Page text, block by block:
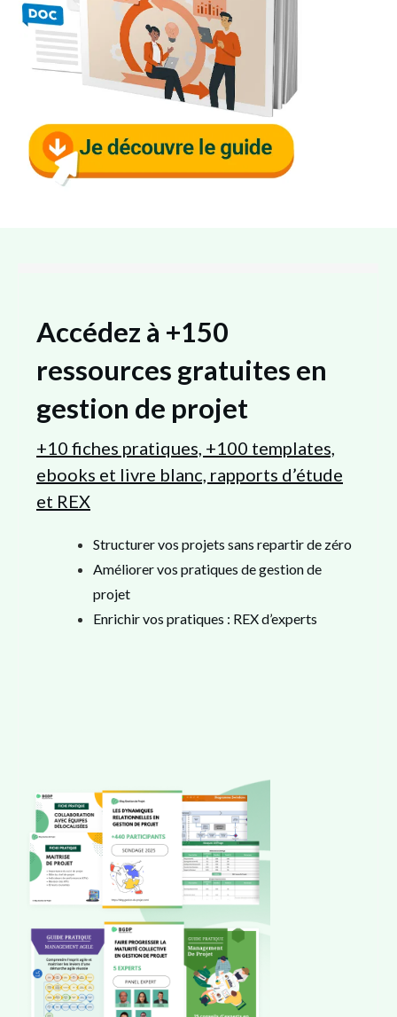
Accédez à +150
ressources gratuites en
gestion de projet
+10 fiches pratiques, +100 templates,
ebooks et livre blanc, rapports d’étude
et REX
Structurer vos projets sans repartir de zéro
Améliorer vos pratiques de gestion de
projet
Enrichir vos pratiques : REX d’experts